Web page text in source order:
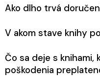
zásielky na sklad.
Ako dlho trvá
dní, celkom výnimočne až
V akom stave knihy
pomaľované alebo inak
Čo sa deje s
poškodenia